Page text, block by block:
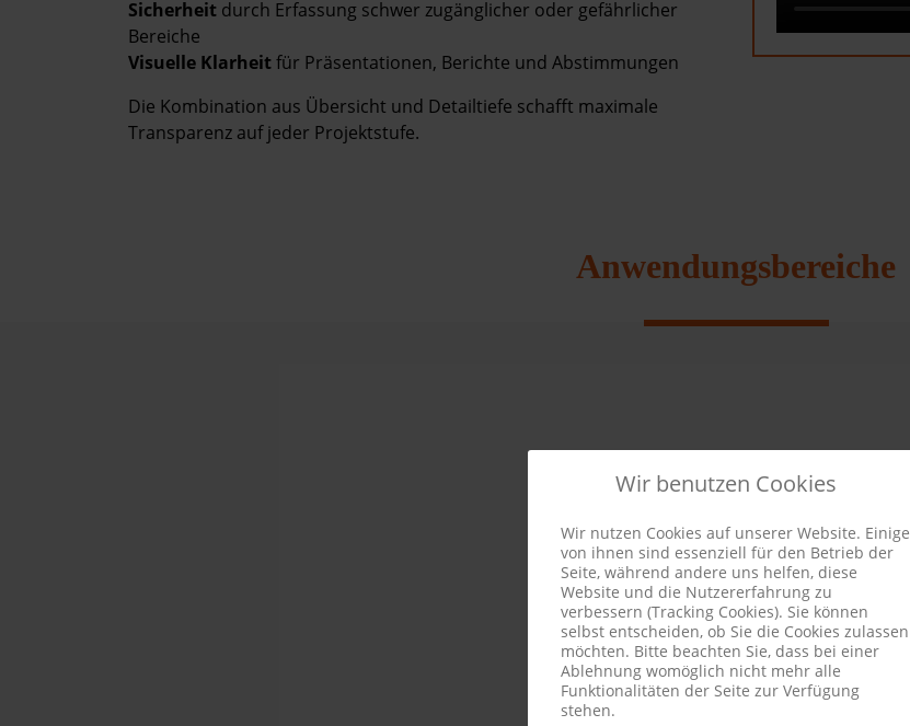
Sicherheit durch Erfassung schwer zugänglicher oder gefährlicher
Bereiche
Visuelle Klarheitfür Präsentationen, Berichte und Abstimmungen
Die Kombination aus Übersicht und Detailtiefe schafft maximale
Transparenz auf jeder Projektstufe.
Anwendungsbereiche
Wir benutzen Cookies
Wir nutzen Cookies auf unserer Website. Einige
von ihnen sind essenziell für den Betrieb der
Seite, während andere uns helfen, diese
Website und die Nutzererfahrung zu
verbessern (Tracking Cookies). Sie können
selbst entscheiden, ob Sie die Cookies zulassen
möchten. Bitte beachten Sie, dass bei einer
Ablehnung womöglich nicht mehr alle
Funktionalitäten der Seite zur Verfügung
stehen.